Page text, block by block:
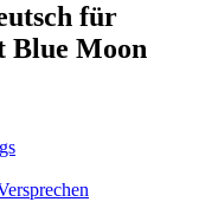
für
Blue Moon